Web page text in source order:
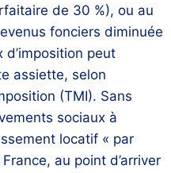
de 30 %), ou au
fonciers diminuée
peut
assiette, selon
(TMI). Sans
sociaux à
locatif « par
au point d’arriver